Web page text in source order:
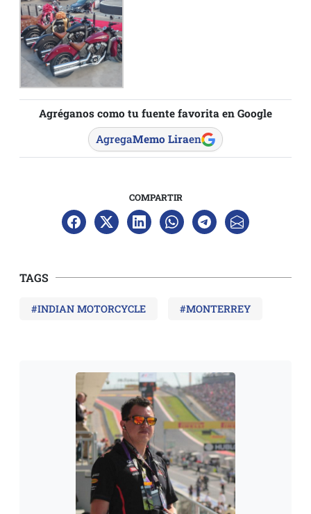
Agréganos como tu fuente favorita en Google
AgregaMemo Liraen
COMPARTIR
TAGS
#INDIAN MOTORCYCLE #MONTERREY